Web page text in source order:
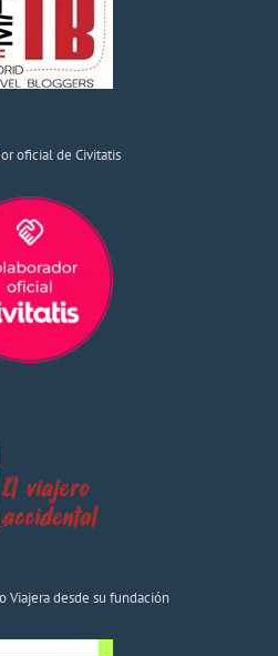
oficial de Civitatis
Viajera desde su fundación